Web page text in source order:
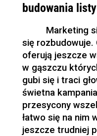
budowania
Marketing
się rozbudowuje.
oferują jeszcze
w gąszczu
gubi się i traci
świetna
przesycony
łatwo się na nim
jeszcze trudniej